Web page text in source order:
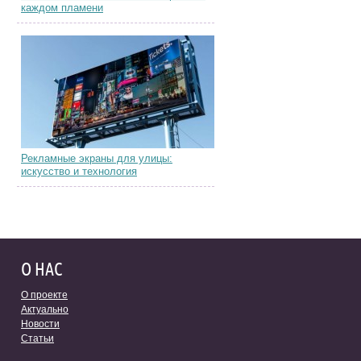
каждом пламени
Рекламные экраны для улицы:
искусство и технология
О НАС
О проекте
Актуально
Новости
Статьи